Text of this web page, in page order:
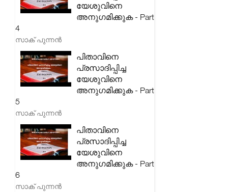
യേശുവിനെ
അനുഗമിക്കുക - Part
4
സാക് പുന്നൻ
പിതാവിനെ
പ്രസാദിപ്പിച്ച
യേശുവിനെ
അനുഗമിക്കുക - Part
5
സാക് പുന്നൻ
പിതാവിനെ
പ്രസാദിപ്പിച്ച
യേശുവിനെ
അനുഗമിക്കുക - Part
6
സാക് പുന്നൻ